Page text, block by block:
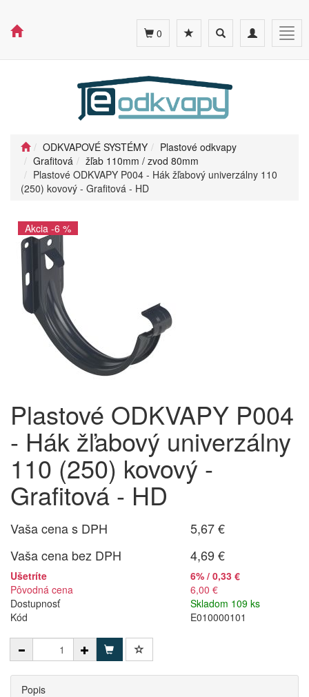
Toggle
navigation
Toggle
search
0
ODKVAPOVÉ SYSTÉMY
Plastové odkvapy
Grafitová
žľab 110mm / zvod 80mm
Plastové ODKVAPY P004 - Hák žľabový univerzálny 110
(250) kovový - Grafitová - HD
Akcia -6 %
Plastové ODKVAPY P004
- Hák žľabový univerzálny
110 (250) kovový -
Grafitová - HD
Vaša cena s DPH
5,67 €
Vaša cena bez DPH
4,69 €
Ušetríte
6% / 0,33 €
Pôvodná cena
6,00 €
Dostupnosť
Skladom 109 ks
Kód
E010000101
Popis